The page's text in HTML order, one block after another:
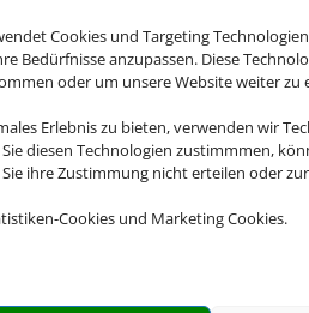
Cookies und Targeting
Bedürfnisse anzupassen. Diese
oder um unsere Website weiter zu
Erlebnis zu bieten, verwenden wir
diesen Technologien zustimmmen,
ihre Zustimmung nicht erteilen oder
Cookies und Marketing Cookies.
unserer Website – wie
wir eine vollständige
bei Tastaturnutzung
Website ist logisch und
Elemente in einer
Verwirrung durch die